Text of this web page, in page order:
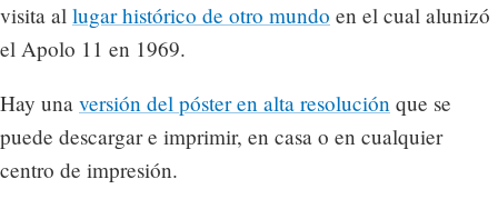
visita al lugar histórico de otro mundo en el cual alunizó
el Apolo 11 en 1969.
Hay una versión del póster en alta resolución que se
puede descargar e imprimir, en casa o en cualquier
centro de impresión.